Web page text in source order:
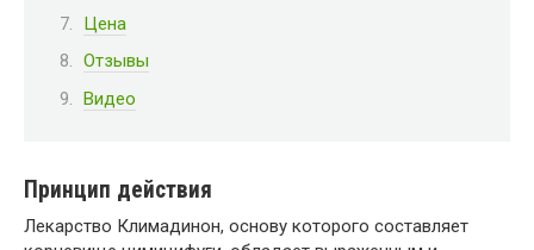
Цена
Отзывы
Видео
Принцип действия
Лекарство Климадинон, основу которого составляет